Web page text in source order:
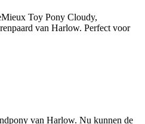
Toy Pony Cloudy,
van Harlow. Perfect voor
van Harlow. Nu kunnen de